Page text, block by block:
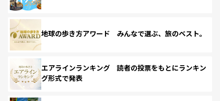
地球の歩き方アワード みんなで選ぶ、旅のベスト。
エアラインランキング 読者の投票をもとにランキン
グ形式で発表